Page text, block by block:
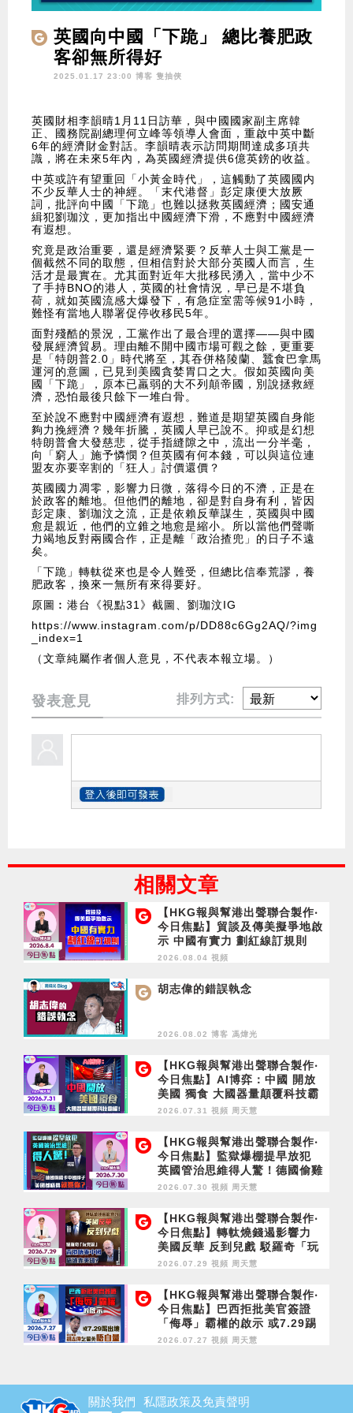
英國向中國「下跪」 總比養肥政
客卻無所得好
2025.01.17 23:00 博客 隻抽俠
英國財相李韻晴1月11日訪華，與中國國家副主席韓
正、國務院副總理何立峰等領導人會面，重啟中英中斷
6年的經濟財金對話。李韻晴表示訪問期間達成多項共
識，將在未來5年內，為英國經濟提供6億英鎊的收益。
中英或許有望重回「小黃金時代」，這觸動了英國國内
不少反華人士的神經。「末代港督」彭定康便大放厥
詞，批評向中國「下跪」也難以拯救英國經濟；國安通
緝犯劉珈汶，更加指出中國經濟下滑，不應對中國經濟
有遐想。
究竟是政治重要，還是經濟緊要？反華人士與工黨是一
個截然不同的取態，但相信對於大部分英國人而言，生
活才是最實在。尤其面對近年大批移民湧入，當中少不
了手持BNO的港人，英國的社會情況，早已是不堪負
荷，就如英國流感大爆發下，有急症室需等候91小時，
難怪有當地人聯署促停收移民5年。
面對殘酷的景況，工黨作出了最合理的選擇——與中國
發展經濟貿易。理由離不開中國市場可觀之餘，更重要
是「特朗普2.0」時代將至，其吞併格陵蘭、蠶食巴拿馬
運河的意圖，已見到美國貪婪胃口之大。假如英國向美
國「下跪」，原本已羸弱的大不列顛帝國，別說拯救經
濟，恐怕最後只餘下一堆白骨。
至於說不應對中國經濟有遐想，難道是期望英國自身能
夠力挽經濟？幾年折騰，英國人早已說不。抑或是幻想
特朗普會大發慈悲，從手指縫隙之中，流出一分半毫，
向「窮人」施予憐憫？但英國有何本錢，可以與這位連
盟友亦要宰割的「狂人」討價還價？
英國國力凋零，影響力日微，落得今日的不濟，正是在
於政客的離地。但他們的離地，卻是對自身有利，皆因
彭定康、劉珈汶之流，正是依賴反華謀生，英國與中國
愈是親近，他們的立錐之地愈是縮小。所以當他們聲嘶
力竭地反對兩國合作，正是離「政治揸兜」的日子不遠
矣。
「下跪」轉軚從來也是令人難受，但總比信奉荒謬，養
肥政客，換來一無所有來得要好。
原圖︰港台《視點31》截圖、劉珈汶IG
https://www.instagram.com/p/DD88c6Gg2AQ/?img
_index=1
（文章純屬作者個人意見，不代表本報立場。）
發表意見 排列方式:
相關文章
【HKG報與幫港出聲聯合製作‧
今日焦點】貿談及傳美擬爭地啟
示 中國有實力 劃紅線訂規則
2026.08.04 視頻
胡志偉的錯誤執念
2026.08.02 博客 馮煒光
【HKG報與幫港出聲聯合製作‧
今日焦點】AI博弈：中國 開放
美國 獨食 大國器量顛覆科技霸
權！
2026.07.31 視頻 周天慧
【HKG報與幫港出聲聯合製作‧
今日焦點】監獄爆棚提早放犯
英國管治思維得人驚！德國偷雞
卡中國脖子 美國都唔得就憑
2026.07.30 視頻 周天慧
【HKG報與幫港出聲聯合製作‧
今日焦點】轉軚燒錢遏影響力
美國反華 反到兒戲 駁羅奇「玩
完論」 香港唔靠中國 唔通靠美
2026.07.29 視頻 周天慧
【HKG報與幫港出聲聯合製作‧
今日焦點】巴西拒批美官簽證
「侮辱」霸權的啟示 或7.29踢
出境 胡志偉乞留英唔自量
2026.07.27 視頻 周天慧
關於我們 私隱政策及免責聲明